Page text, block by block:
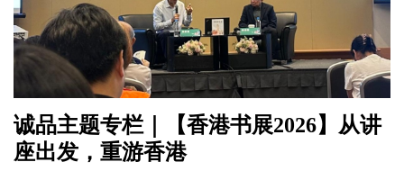
诚品主题专栏｜【香港书展2026】从讲
座出发，重游香港